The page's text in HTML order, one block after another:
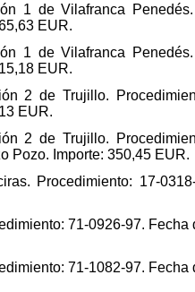
1 de Vilafranca
EUR.
1 de Vilafranca
EUR.
2 de Trujillo.
EUR.
2 de Trujillo.
Pozo. Importe: 350,45 EUR.
Procedimiento: 17-
71-0926-97.
71-1082-97.